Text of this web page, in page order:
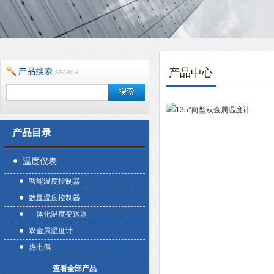
产品目录
温度仪表
智能温度控制器
数显温度控制器
一体化温度变送器
双金属温度计
热电偶
查看全部产品
产品中心